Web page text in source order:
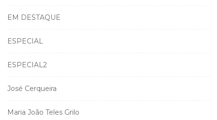
EM DESTAQUE
ESPECIAL
ESPECIAL2
José Cerqueira
Maria João Teles Grilo